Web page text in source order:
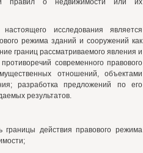
правил о недвижимости или их
исследования является
режима зданий и сооружений как
границ рассматриваемого явления и
современного правового
отношений, объектами
разработка предложений по его
результатов.
действия правового режима